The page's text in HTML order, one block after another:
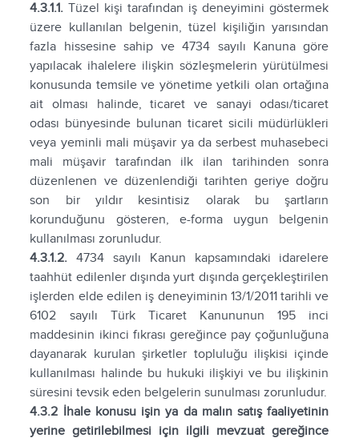
4.3.1.1. Tüzel kişi tarafından iş deneyimini göstermek
üzere kullanılan belgenin, tüzel kişiliğin yarısından
fazla hissesine sahip ve 4734 sayılı Kanuna göre
yapılacak ihalelere ilişkin sözleşmelerin yürütülmesi
konusunda temsile ve yönetime yetkili olan ortağına
ait olması halinde, ticaret ve sanayi odası/ticaret
odası bünyesinde bulunan ticaret sicili müdürlükleri
veya yeminli mali müşavir ya da serbest muhasebeci
mali müşavir tarafından ilk ilan tarihinden sonra
düzenlenen ve düzenlendiği tarihten geriye doğru
son bir yıldır kesintisiz olarak bu şartların
korunduğunu gösteren, e-forma uygun belgenin
kullanılması zorunludur.
4.3.1.2. 4734 sayılı Kanun kapsamındaki idarelere
taahhüt edilenler dışında yurt dışında gerçekleştirilen
işlerden elde edilen iş deneyiminin 13/1/2011 tarihli ve
6102 sayılı Türk Ticaret Kanununun 195 inci
maddesinin ikinci fıkrası gereğince pay çoğunluğuna
dayanarak kurulan şirketler topluluğu ilişkisi içinde
kullanılması halinde bu hukuki ilişkiyi ve bu ilişkinin
süresini tevsik eden belgelerin sunulması zorunludur.
4.3.2 İhale konusu işin ya da malın satış faaliyetinin
yerine getirilebilmesi için ilgili mevzuat gereğince